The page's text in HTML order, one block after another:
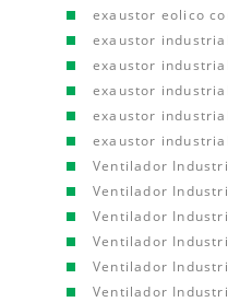
exaustor eolico
exaustor
exaustor
exaustor
exaustor
exaustor
Ventilador
Ventilador
Ventilador
Ventilador
Ventilador
Ventilador